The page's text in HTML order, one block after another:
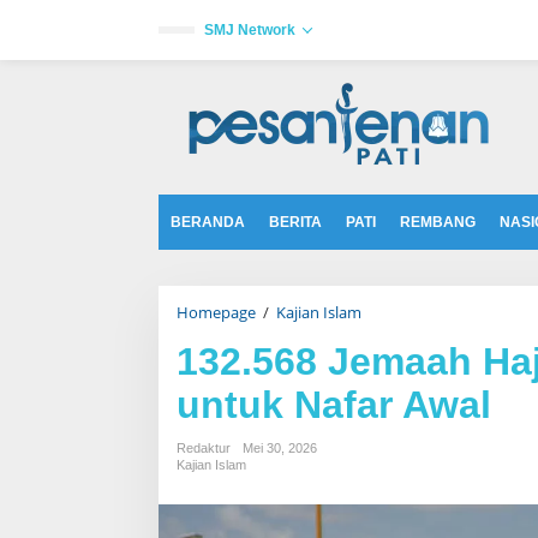
a
SMJ Network
BERANDA BERITA PATI REMBANG
Homepage / Kajian Islam
.
6
8
a
132.568 Jemaah
untuk Nafar Awal
Redaktur
Mei 30, 2026
Kajian Islam